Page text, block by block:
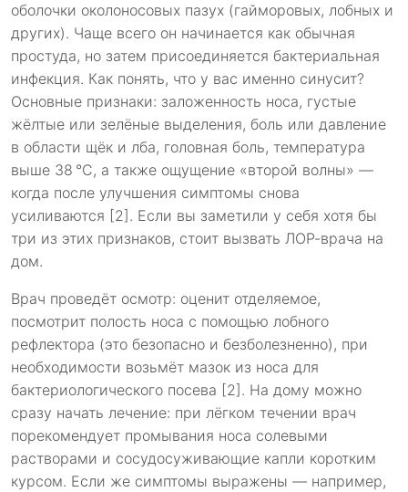
оболочки околоносовых пазух (гайморовых, лобных и
других). Чаще всего он начинается как обычная
простуда, но затем присоединяется бактериальная
инфекция. Как понять, что у вас именно синусит?
Основные признаки: заложенность носа, густые
жёлтые или зелёные выделения, боль или давление
в области щёк и лба, головная боль, температура
выше 38 °C, а также ощущение «второй волны» —
когда после улучшения симптомы снова
усиливаются [2]. Если вы заметили у себя хотя бы
три из этих признаков, стоит вызвать ЛОР-врача на
дом.
Врач проведёт осмотр: оценит отделяемое,
посмотрит полость носа с помощью лобного
рефлектора (это безопасно и безболезненно), при
необходимости возьмёт мазок из носа для
бактериологического посева [2]. На дому можно
сразу начать лечение: при лёгком течении врач
порекомендует промывания носа солевыми
растворами и сосудосуживающие капли коротким
курсом. Если же симптомы выражены — например,